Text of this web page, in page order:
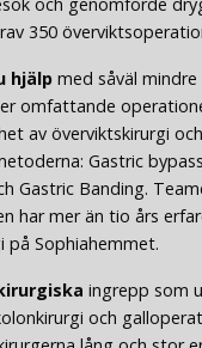
350
hjälp med såväl mindre
omfattande
av överviktskirurgi
Gastric
Gastric Banding.
har mer än tio års
på Sophiahemmet.
ingrepp som
och